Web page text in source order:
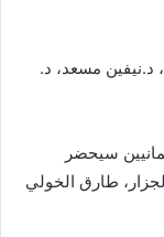
د.نيفين مسعد، د.
سيحضر
طارق الخولي